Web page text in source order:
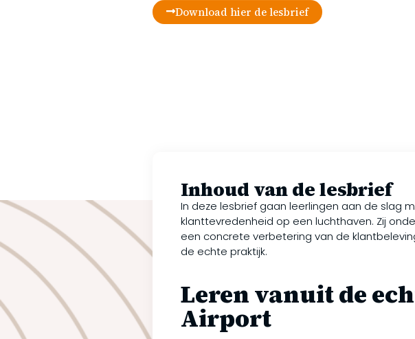
Download hier de lesbrief
Inhoud van de lesbrief
In deze lesbrief gaan leerlingen aan de slag
klanttevredenheid op een luchthaven. Zij
een concrete verbetering van de
de echte praktijk.
Leren vanuit de
Airport